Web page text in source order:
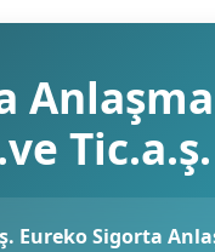
Tic.a.ş.
Eureko Sigorta